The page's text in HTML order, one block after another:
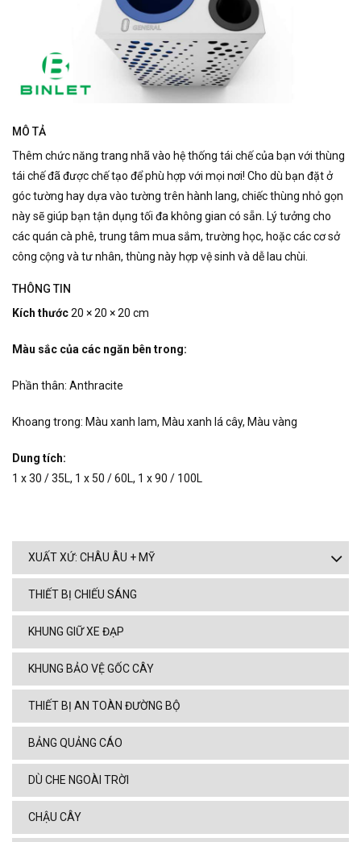
MÔ TẢ
Thêm chức năng trang nhã vào hệ thống tái chế của bạn với thùng
tái chế đã được chế tạo để phù hợp với mọi nơi! Cho dù bạn đặt ở
góc tường hay dựa vào tường trên hành lang, chiếc thùng nhỏ gọn
này sẽ giúp bạn tận dụng tối đa không gian có sẵn. Lý tưởng cho
các quán cà phê, trung tâm mua sắm, trường học, hoặc các cơ sở
công cộng và tư nhân, thùng này hợp vệ sinh và dễ lau chùi.
THÔNG TIN
Kích thước20 × 20 × 20 cm
Màu sắc của các ngăn bên trong:
Phần thân: Anthracite
Khoang trong: Màu xanh lam, Màu xanh lá cây, Màu vàng
Dung tích:
1 x 30 / 35L, 1 x 50 / 60L, 1 x 90 / 100L
XUẤT XỨ: CHÂU ÂU + MỸ
THIẾT BỊ CHIẾU SÁNG
KHUNG GIỮ XE ĐẠP
KHUNG BẢO VỆ GỐC CÂY
THIẾT BỊ AN TOÀN ĐƯỜNG BỘ
BẢNG QUẢNG CÁO
DÙ CHE NGOÀI TRỜI
CHẬU CÂY